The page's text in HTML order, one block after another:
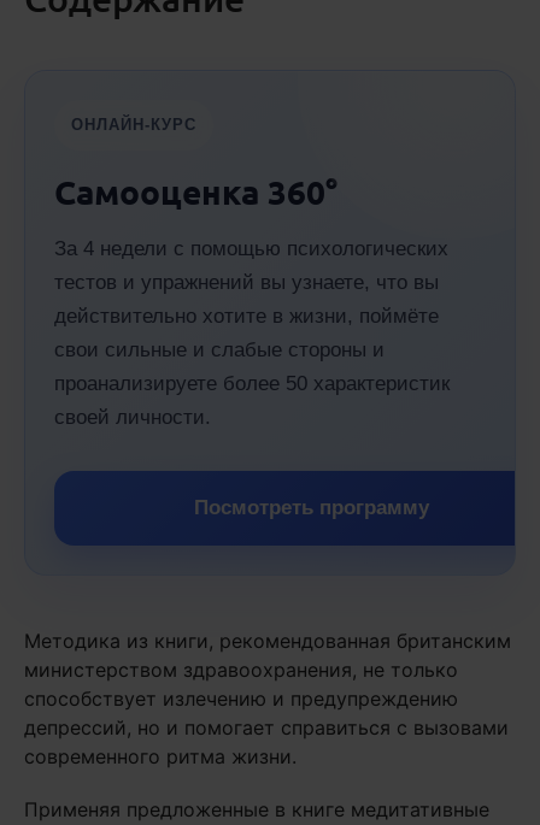
ОНЛАЙН-КУРС
Самооценка 360°
За 4 недели с помощью психологических
тестов и упражнений вы узнаете, что вы
действительно хотите в жизни, поймёте
свои сильные и слабые стороны и
проанализируете более 50 характеристик
своей личности.
Посмотреть программу
Методика из книги, рекомендованная британским
министерством здравоохранения, не только
способствует излечению и предупреждению
депрессий, но и помогает справиться с вызовами
современного ритма жизни.
Применяя предложенные в книге медитативные